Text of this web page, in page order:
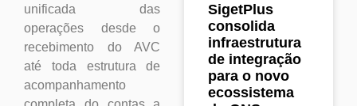
unificada das
operações desde o
recebimento do AVC
até toda estrutura de
acompanhamento
SigetPlus
consolida
infraestrutura
de integração
para o novo
ecossistema